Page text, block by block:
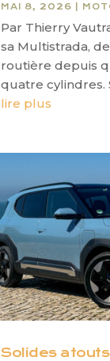
MAI 8, 2026
Par Thierry
sa Multistrada,
routière depuis
quatre cylindres.
lire plus
Solides atouts